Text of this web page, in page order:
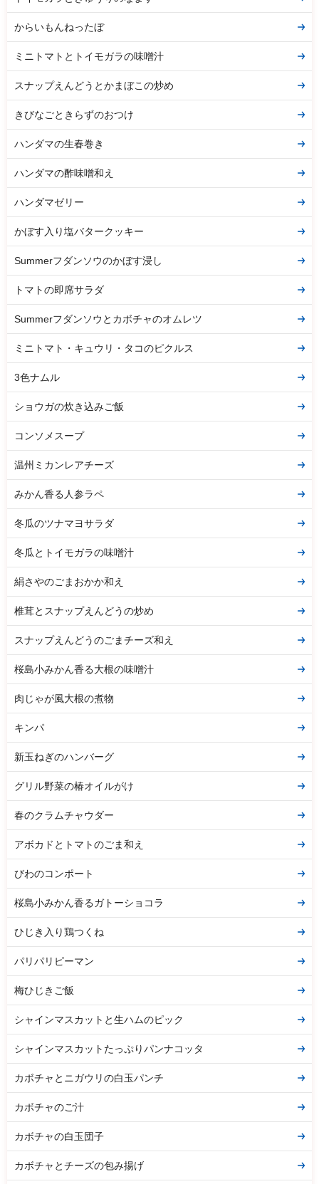
からいもんねったぼ
ミニトマトとトイモガラの味噌汁
スナップえんどうとかまぼこの炒め
きびなごときらずのおつけ
ハンダマの生春巻き
ハンダマの酢味噌和え
ハンダマゼリー
かぼす入り塩バタークッキー
Summerフダンソウのかぼす浸し
トマトの即席サラダ
Summerフダンソウとカボチャのオムレツ
ミニトマト・キュウリ・タコのピクルス
3色ナムル
ショウガの炊き込みご飯
コンソメスープ
温州ミカンレアチーズ
みかん香る人参ラペ
冬瓜のツナマヨサラダ
冬瓜とトイモガラの味噌汁
絹さやのごまおかか和え
椎茸とスナップえんどうの炒め
スナップえんどうのごまチーズ和え
桜島小みかん香る大根の味噌汁
肉じゃが風大根の煮物
キンパ
新玉ねぎのハンバーグ
グリル野菜の椿オイルがけ
春のクラムチャウダー
アボカドとトマトのごま和え
びわのコンポート
桜島小みかん香るガトーショコラ
ひじき入り鶏つくね
パリパリピーマン
梅ひじきご飯
シャインマスカットと生ハムのピック
シャインマスカットたっぷりパンナコッタ
カボチャとニガウリの白玉パンチ
カボチャのご汁
カボチャの白玉団子
カボチャとチーズの包み揚げ